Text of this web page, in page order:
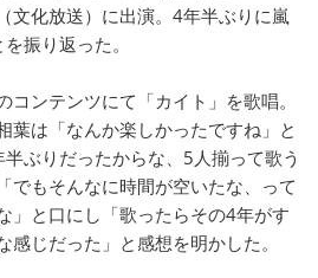
文化放送）に出演。4年半ぶりに嵐
振り返った。
ンテンツにて「カイト」を歌唱。
葉は「なんか楽しかったですね」と
ぶりだったからな、5人揃って歌う
でもそんなに時間が空いたな、って
」と口にし「歌ったらその4年がす
感じだった」と感想を明かした。